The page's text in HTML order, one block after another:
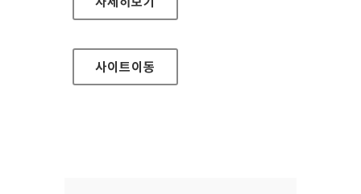
사이트이동